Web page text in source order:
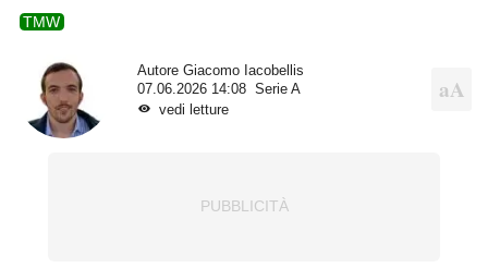
TMW
Autore Giacomo Iacobellis
07.06.2026 14:08
Serie A
vedi letture